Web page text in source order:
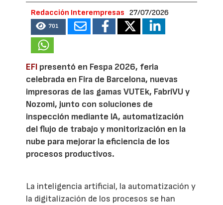
Redacción Interempresas 27/07/2026
701
EFI presentó en Fespa 2026, feria
celebrada en Fira de Barcelona, nuevas
impresoras de las gamas VUTEk, FabriVU y
Nozomi, junto con soluciones de
inspección mediante IA, automatización
del flujo de trabajo y monitorización en la
nube para mejorar la eficiencia de los
procesos productivos.
La inteligencia artificial, la automatización y
la digitalización de los procesos se han